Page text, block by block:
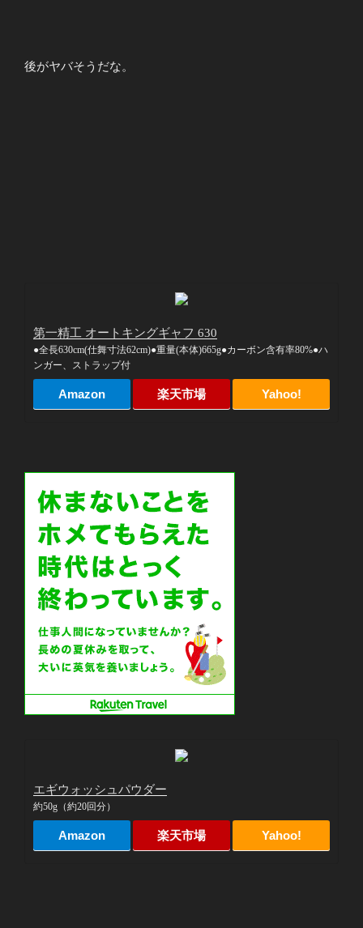
後がヤバそうだな。
第一精工 オートキングギャフ 630
●全長630cm(仕舞寸法62cm)●重量(本体)665g●カーボン含有率80%●ハ
ンガー、ストラップ付
Amazon 楽天市場 Yahoo!
エギウォッシュパウダー
約50g（約20回分）
Amazon 楽天市場 Yahoo!